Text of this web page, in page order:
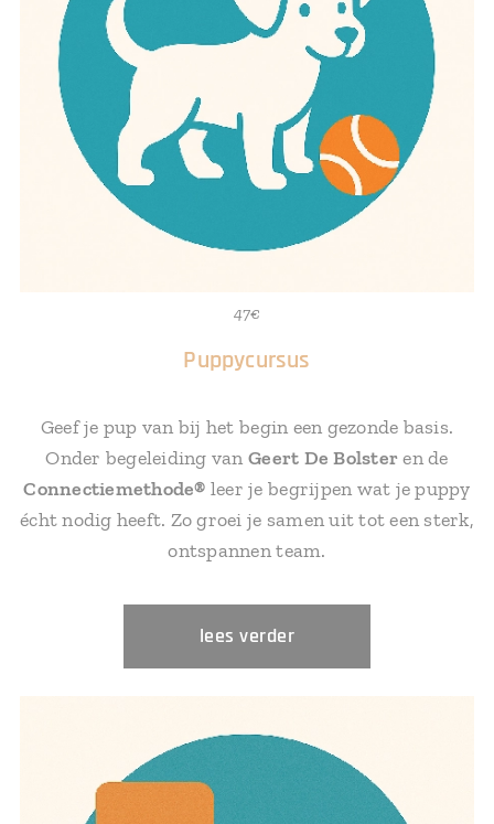
47€
Puppycursus
Geef je pup van bij het begin een gezonde basis.
Onder begeleiding van Geert De Bolsteren de
Connectiemethode® leer je begrijpen wat je puppy
écht nodig heeft. Zo groei je samen uit tot een sterk,
ontspannen team.
lees verder